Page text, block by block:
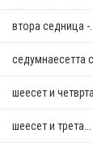
втора седница -...
седумнаесетта
шеесет и
шеесет и трета...